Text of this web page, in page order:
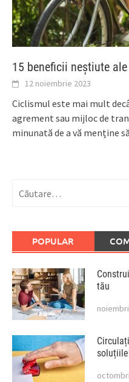
15 beneficii neștiute
12 noiembrie 2023
Ciclismul este mai mult
agrement sau mijloc de
minunată de a vă menține
după:
POPULAR
tău